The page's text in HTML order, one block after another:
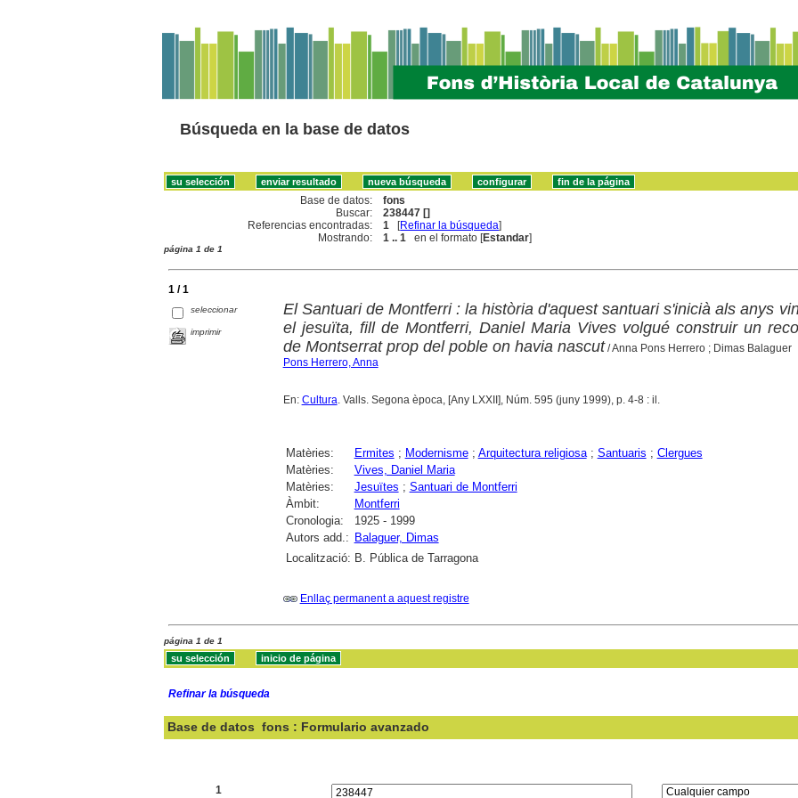
Búsqueda en la base de datos
Base de datos:
fons
Buscar:
238447 []
Referencias encontradas:
1 [Refinar la búsqueda]
Mostrando:
1 .. 1 en el formato [Estandar]
página 1 de 1
1 / 1
seleccionar
imprimir
El Santuari de Montferri : la història d'aquest santuari s'inicià als anys
el jesuïta, fill de Montferri, Daniel Maria Vives volgué construir un
de Montserrat prop del poble on havia nascut/ Anna Pons Herrero ; Dimas Balaguer
Pons Herrero, Anna
En: Cultura. Valls. Segona època, [Any LXXII], Núm. 595 (juny 1999), p. 4-8 : il.
Matèries: Ermites ; Modernisme; Arquitectura religiosa; Santuaris ; Clergues
Matèries:
Vives, Daniel Maria
Matèries:
Jesuïtes ; Santuari de Montferri
Àmbit:
Montferri
Cronologia:
1925 - 1999
Autors add.: Balaguer, Dimas
Localització: B. Pública de Tarragona
Enllaç permanent a aquest registre
página 1 de 1
Refinar la búsqueda
Base de datos fons : Formulario avanzado
1